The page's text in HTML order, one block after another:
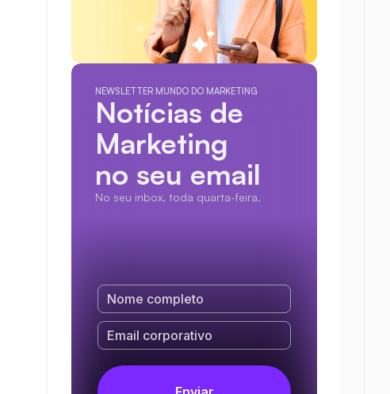
NEWSLETTER MUNDO DO MARKETING
Notícias de
Marketing
no seu email
No seu inbox, toda quarta-feira.